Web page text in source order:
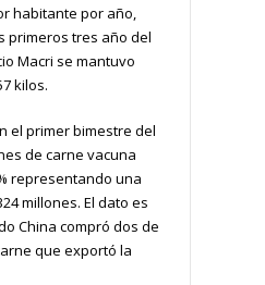
habitante por año,
primeros tres año del
Macri se mantuvo
kilos.
el primer bimestre del
de carne vacuna
representando una
millones. El dato es
China compró dos de
que exportó la